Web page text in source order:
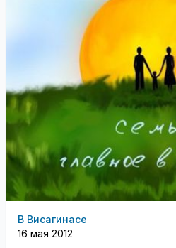
В Висагинасе
16 мая 2012